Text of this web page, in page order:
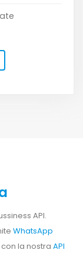
API.
WhatsApp
la nostra API